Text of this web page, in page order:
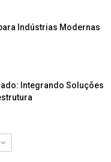
Indústrias Modernas
Integrando Soluções